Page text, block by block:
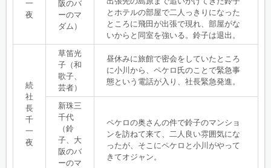
一
夜
阪のバ
ーのマ
ダム）
とホテルの部屋で二人っきりになった
ところに飛田が出張で現れ、部屋がな
いからと同室を強いる。鈴子は退出。
続
社
長
千
一
夜
草笛光
子（和
歌子、
芸者）
昼休みに旅館で密会をしていたところ
に小川から、ペケロ氏のことで緊急事
態という電話が入り、社長緊急発進。
新珠三
千代
（鈴
子、大
阪のバ
ーのマ
ペケロの奥さんの件で鈴子のマンショ
ンを訪ねて来て、二人良い雰囲気にな
ったが、そこにペケロと小川がやって
きてオジャン。